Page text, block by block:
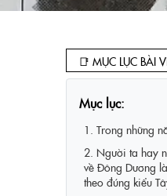
📑 MỤC LỤC BÀI
Mục lục:
1. Trong những
2. Người ta hay
về Đông Dương
theo đúng kiểu